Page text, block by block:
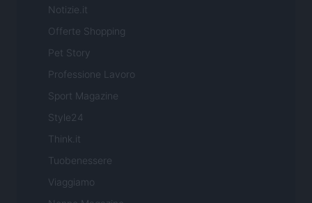
Notizie.it
Offerte Shopping
Pet Story
Professione Lavoro
Sport Magazine
Style24
Think.it
Tuobenessere
Viaggiamo